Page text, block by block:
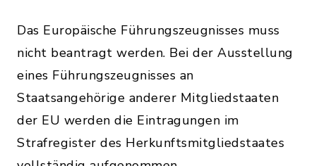
Das Europäische Führungszeugnisses muss
nicht beantragt werden. Bei der Ausstellung
eines Führungszeugnisses an
Staatsangehörige anderer Mitgliedstaaten
der EU werden die Eintragungen im
Strafregister des Herkunftsmitgliedstaates